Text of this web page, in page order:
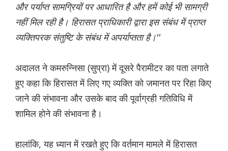
और पर्याप्त सामग्रियों पर आधारित है और हमें कोई भी सामग्री
नहीं मिल रही है। हिरासत प्राधिकारी द्वारा इस संबंध में प्राप्त
व्यक्तिपरक संतुष्टि के संबंध में अपर्याप्तता है।''
अदालत ने कमरुन्निसा (सुप्रा) में दूसरे पैरामीटर का पता लगाते
हुए कहा कि हिरासत में लिए गए व्यक्ति को जमानत पर रिहा किए
जाने की संभावना और उसके बाद की पूर्वाग्रही गतिविधि में
शामिल होने की संभावना है।
हालांकि, यह ध्यान में रखते हुए कि वर्तमान मामले में हिरासत